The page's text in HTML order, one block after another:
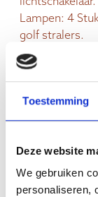
Toestemming
Deze website
We gebruiken
personaliseren,
Lampen: 4
golf stralers.
Aansluiting:
stekker.
Robaxglasfilters.
Inbouw: 4
Aansluiting
Sauna
met